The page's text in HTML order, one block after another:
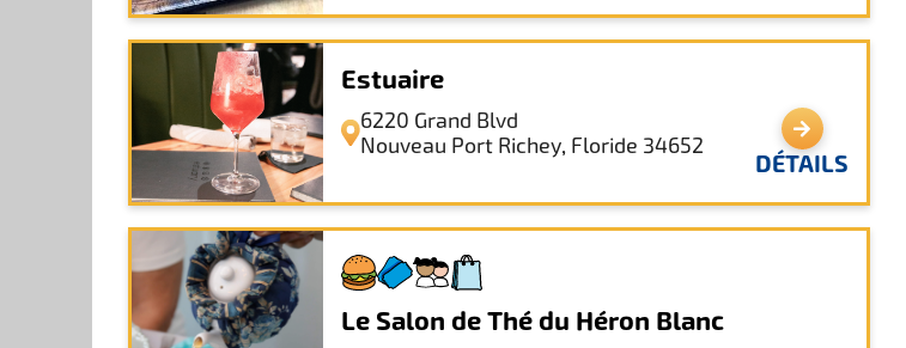
Estuaire
6220 Grand Blvd
Nouveau Port Richey, Floride 34652
DÉTAILS
Le Salon de Thé du Héron Blanc